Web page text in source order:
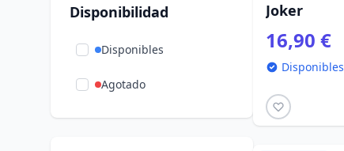
Disponibilidad
Disponibles
Agotado
Joker
16,90 €
Disponibles